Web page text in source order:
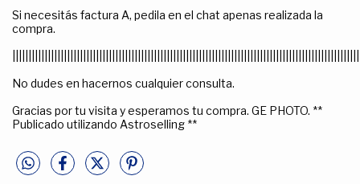
Si necesitás factura A, pedila en el chat apenas realizada la
compra.
No dudes en hacernos cualquier consulta.
Gracias por tu visita y esperamos tu compra. GE PHOTO. **
Publicado utilizando Astroselling **